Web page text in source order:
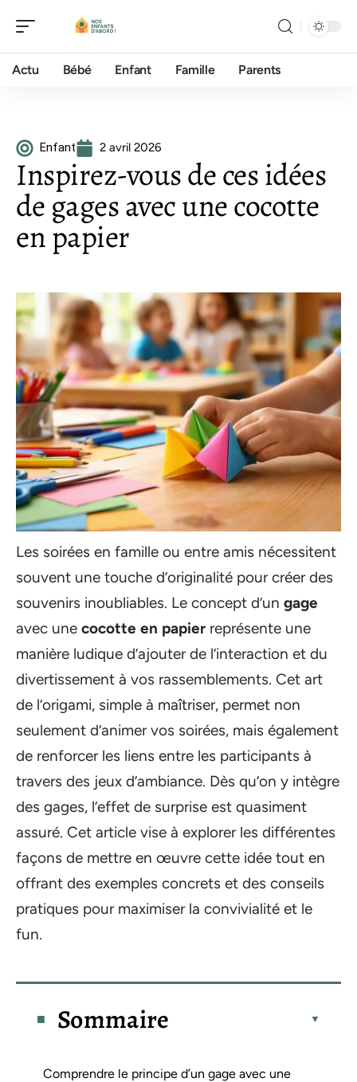
Actu Bébé Enfant Famille Parents
Enfant 2 avril 2026
Inspirez-vous de ces idées
de gages avec une cocotte
en papier
Les soirées en famille ou entre amis nécessitent
souvent une touche d’originalité pour créer des
souvenirs inoubliables. Le concept d’un gage
avec une cocotte en papier représente une
manière ludique d’ajouter de l’interaction et du
divertissement à vos rassemblements. Cet art
de l’origami, simple à maîtriser, permet non
seulement d’animer vos soirées, mais également
de renforcer les liens entre les participants à
travers des jeux d’ambiance. Dès qu’on y intègre
des gages, l’effet de surprise est quasiment
assuré. Cet article vise à explorer les différentes
façons de mettre en œuvre cette idée tout en
offrant des exemples concrets et des conseils
pratiques pour maximiser la convivialité et le
fun.
Sommaire
Comprendre le principe d’un gage avec une